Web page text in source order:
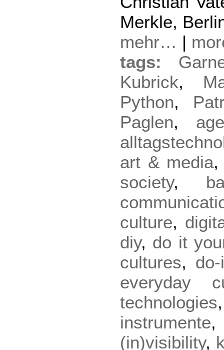
Merkle,
mehr… |
tags:
Kubrick,
Python,
Paglen,
art & media
society,
culture,
diy, do it
cultures,
everyday
technologies
instrumente
(in)visibility,